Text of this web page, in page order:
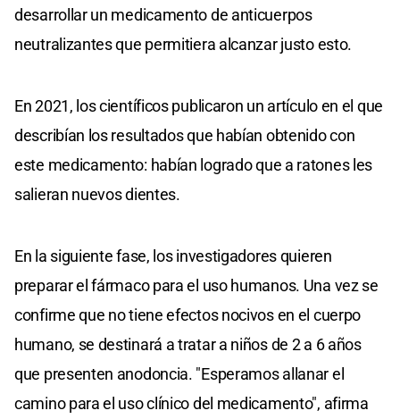
desarrollar un medicamento de anticuerpos
neutralizantes que permitiera alcanzar justo esto.
En 2021, los científicos publicaron un artículo en el que
describían los resultados que habían obtenido con
este medicamento: habían logrado que a ratones les
salieran nuevos dientes.
En la siguiente fase, los investigadores quieren
preparar el fármaco para el uso humanos. Una vez se
confirme que no tiene efectos nocivos en el cuerpo
humano, se destinará a tratar a niños de 2 a 6 años
que presenten anodoncia. "Esperamos allanar el
camino para el uso clínico del medicamento", afirma